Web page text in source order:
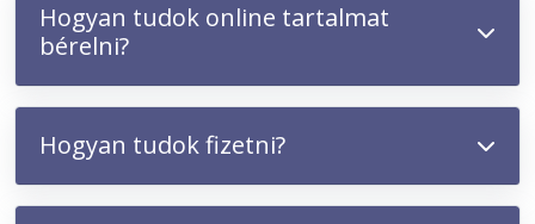
Hogyan tudok online tartalmat
bérelni?
Hogyan tudok fizetni?